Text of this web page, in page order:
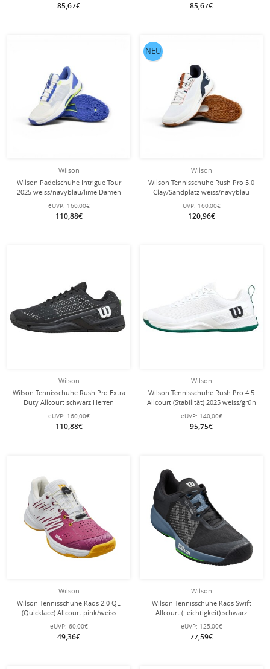
85,67€ 85,67€
Wilson
Wilson Padelschuhe Intrigue Tour
2025 weiss/navyblau/lime Damen
eUVP: 160,00€
110,88€
Wilson
Wilson Tennisschuhe Rush Pro 5.0
Clay/Sandplatz weiss/navyblau
Herren
UVP: 160,00€
120,96€
NEU
Wilson
Wilson Tennisschuhe Rush Pro Extra
Duty Allcourt schwarz Herren
eUVP: 160,00€
110,88€
Wilson
Wilson Tennisschuhe Rush Pro 4.5
Allcourt (Stabilität) 2025 weiss/grün
Herren
eUVP: 140,00€
95,75€
Wilson
Wilson Tennisschuhe Kaos 2.0 QL
(Quicklace) Allcourt pink/weiss
Mädchen
eUVP: 60,00€
49,36€
Wilson
Wilson Tennisschuhe Kaos Swift
Allcourt (Leichtigkeit) schwarz
Herren
eUVP: 125,00€
77,59€